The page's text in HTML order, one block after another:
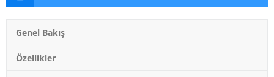
Genel Bakış
Özellikler